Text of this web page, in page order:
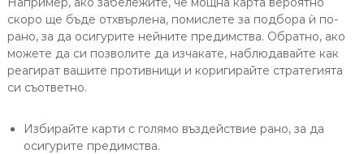
скоро ще бъде отхвърлена, помислете за подбора ѝ по-
рано, за да осигурите нейните предимства. Обратно, ако
можете да си позволите да изчакате, наблюдавайте как
реагират вашите противници и коригирайте стратегията
си съответно.
Избирайте карти с голямо въздействие рано, за да
осигурите предимства.